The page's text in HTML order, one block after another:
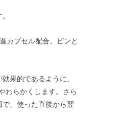
カプセル配合。ピンと
果的であるように、
わらかくします。さら
、使った直後から翌